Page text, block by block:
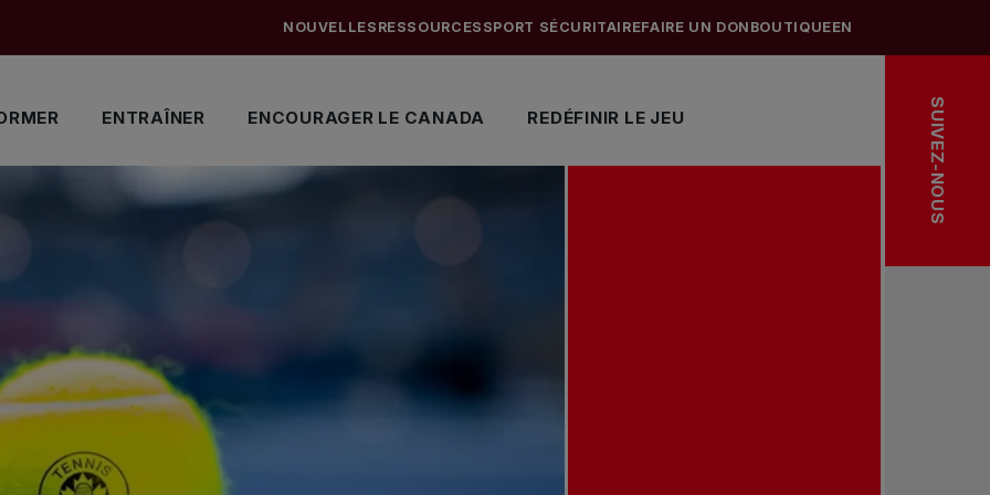
ENTRAÎNER ENCOURAGER LE CANADA REDÉFINIR LE JEU
NOUVELLES RESSOURCES SPORT SÉCURITAIREFAIRE UN DON BOUTIQUEEN
SUIVEZ-NOUS